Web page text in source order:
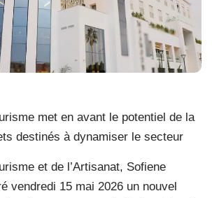
met en avant le potentiel de la
destinés à dynamiser le secteur
et de l’Artisanat, Sofiene
vendredi 15 mai 2026 un nouvel